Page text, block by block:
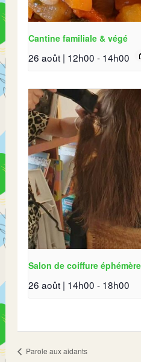
Cantine familiale & végé
26 août | 12h00 - 14h00
Salon de coiffure éphémère
26 août | 14h00 - 18h00
Parole aux aidants